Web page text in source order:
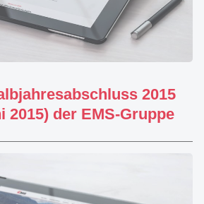
2015
2015) der EMS-Gruppe